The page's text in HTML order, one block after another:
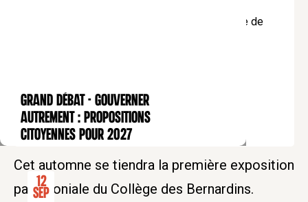
CONFÉRENCE
GRAND DÉBAT - Gouverner
autrement : propositions
citoyennes pour 2027
12
Sep
L'exposition sera fermée mercredi 6 décembre de
Cet automne se tiendra la première exposition
patrimoniale du Collège des Bernardins.